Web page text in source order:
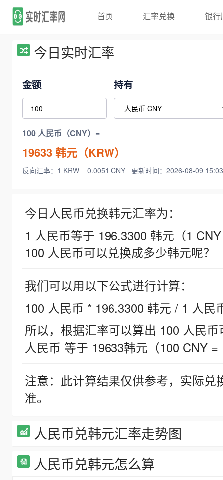
首页 汇率兑换 银行
今日实时汇率
金额 持有
100 人民币（CNY）=
19633韩元（KRW）
反向汇率：1 KRW = 0.0051 CNY 更新时间：2026-08-09
今日人民币兑换韩元汇率为：
1 人民币等于 196.3300 韩元（1
100 人民币可以兑换成多少韩元呢？
我们可以用以下公式进行计算：
100 人民币 * 196.3300 韩元 / 1 人民
所以，根据汇率可以算出 100 人民
人民币 等于 19633韩元（100 CNY =
注意：此计算结果仅供参考，实际
准。
人民币兑韩元汇率走势图
人民币兑韩元怎么算